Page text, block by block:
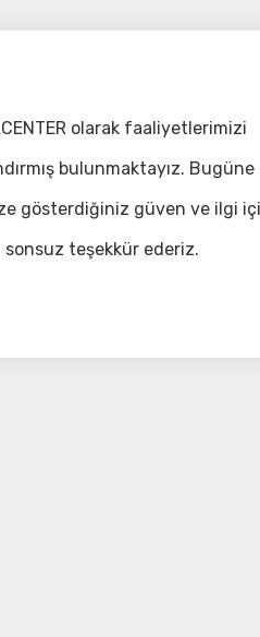
olarak faaliyetlerimizi
bulunmaktayız. Bugüne
gösterdiğiniz güven ve ilgi
sonsuz teşekkür ederiz.